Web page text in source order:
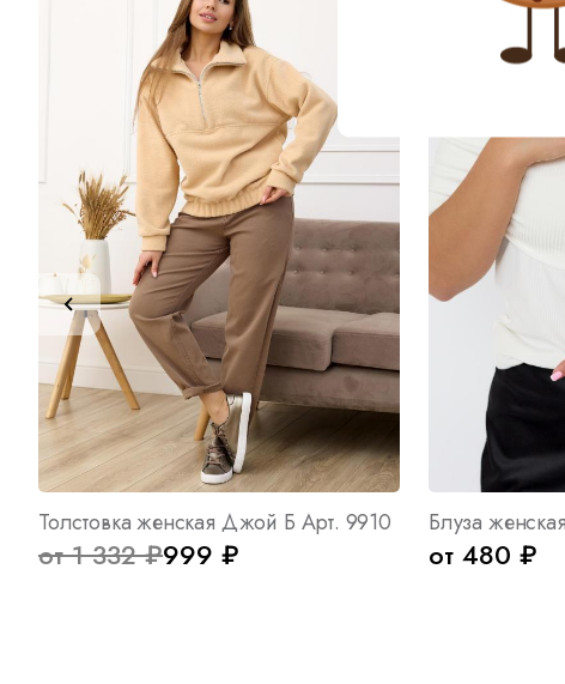
Толстовка женская Джой Б Арт. 9910
от 1 332 ₽999 ₽
Блуза
от 480 ₽